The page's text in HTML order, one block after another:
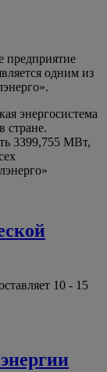
предприятие
одним из
энергосистема
стране.
3399,755 МВт,
10 - 15